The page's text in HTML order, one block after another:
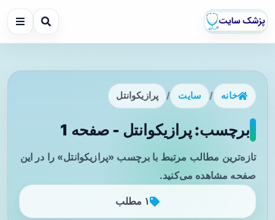
خانه / سایت / پرازیکوانتل
برچسب: پرازیکوانتل - صفحه 1
تازه‌ترین مطالب مرتبط با برچسب «پرازیکوانتل» را در این
صفحه مشاهده می‌کنید.
۱ مطلب